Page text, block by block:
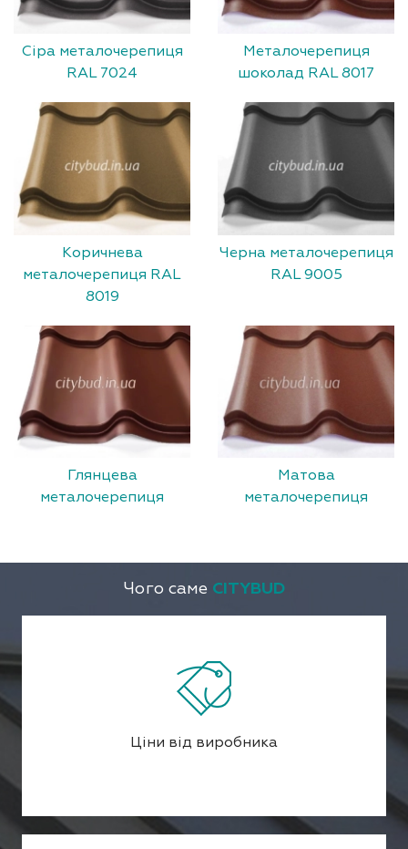
Сіра металочерепиця
RAL 7024
Металочерепиця
шоколад RAL 8017
Коричнева
металочерепиця RAL
8019
Черна металочерепиця
RAL 9005
Глянцева
металочерепиця
Матова
металочерепиця
Чого саме CITYBUD
Ціни від виробника